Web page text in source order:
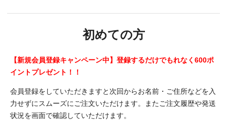
初めての方
【新規会員登録キャンペーン中】登録するだけでもれなく600ポ
イントプレゼント！！
会員登録をしていただきますと次回からお名前・ご住所などを入
力せずにスムーズにご注文いただけます。またご注文履歴や発送
状況を画面で確認していただけます。